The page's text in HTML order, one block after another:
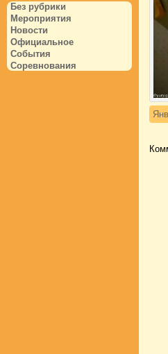
Без рубрики
Мероприятия
Новости
Официальное
События
Соревнования